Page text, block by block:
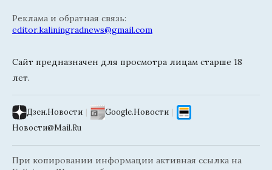
Реклама и обратная связь:
editor.kaliningradnews@gmail.com
Сайт предназначен для просмотра лицам старше 18
лет.
Дзен.Новости | Google.Новости |
Новости@Mail.Ru
При копировании информации активная ссылка на